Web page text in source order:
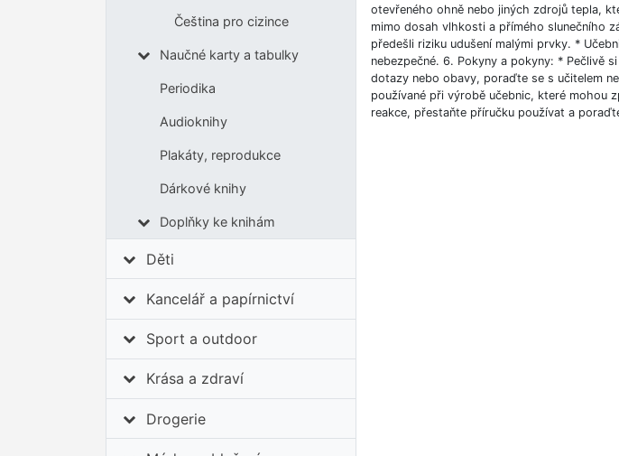
Čeština pro cizince
Naučné karty a tabulky
Periodika
Audioknihy
Plakáty, reprodukce
Dárkové knihy
Doplňky ke knihám
Děti
Kancelář a papírnictví
Sport a outdoor
Krása a zdraví
Drogerie
otevřeného ohně nebo jiných zdrojů tepla,
mimo dosah vlhkosti a přímého slunečního
předešli riziku udušení malými prvky. *
nebezpečné. 6. Pokyny a pokyny: * Pečlivě
dotazy nebo obavy, poraďte se s učitelem
používané při výrobě učebnic, které mohou
reakce, přestaňte příručku používat a